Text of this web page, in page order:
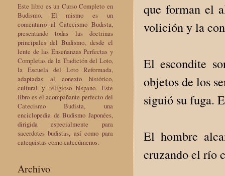
que forman el
volición y la
El escondite
objetos de los
siguió su fuga.
El hombre
cruzando el río
Este libro es un Curso Completo en
Budismo. El mismo es un
comentario al Catecismo Budista,
presentando todas las doctrinas
principales del Budismo, desde el
lente de las Enseñanzas Perfectas y
Completas de la Tradición del Loto,
la Escuela del Loto Reformada,
adaptadas al conexto histórico,
cultural y religioso hispano. Este
libro es el acompañante perfecto del
Catecismo Budista, una
enciclopedia de Budismo Japonées,
dirigida especialmente para
sacerdotes budistas, así como para
catequistas como catecúmenos.
Archivo